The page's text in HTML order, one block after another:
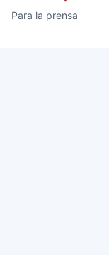
Para la prensa